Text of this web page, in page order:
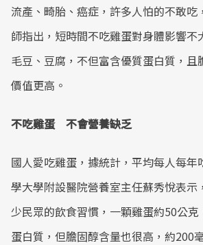
流產、畸胎、癌症，許多人怕的不敢吃
師指出，短時間不吃雞蛋對身體影響不
毛豆、豆腐，不但富含優質蛋白質，且
價值更高。
不吃雞蛋 不會營養缺乏
國人愛吃雞蛋，據統計，平均每人每年
學大學附設醫院營養室主任蘇秀悅表示
少民眾的飲食習慣，一顆雞蛋約50公
蛋白質，但膽固醇含量也很高，約200